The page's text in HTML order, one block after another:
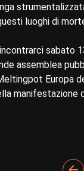
luoghi di
sabato
assemblea
Europa
manifestazione